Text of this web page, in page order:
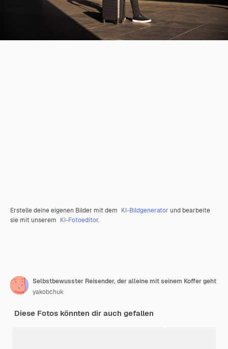
Erstelle deine eigenen Bilder mit dem KI-Bildgenerator und bearbeite
sie mit unserem KI-Fotoeditor.
Selbstbewusster Reisender, der alleine mit seinem Koffer geht
yakobchuk
Diese Fotos könnten dir auch gefallen